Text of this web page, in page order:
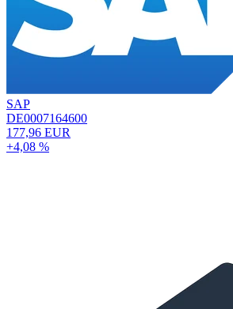
SAP
DE0007164600
177,96 EUR
+4,08 %